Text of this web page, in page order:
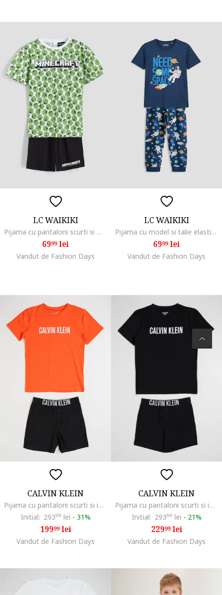
LC WAIKIKI
Pijama cu pantaloni scurti si model tematic Minecraft, Alb/Verde/Negru
6999lei
Vandut de Fashion Days
LC WAIKIKI
Pijama cu model si talie elastica, Alb/Albastru inchis/Portocaliu neon
6999lei
Vandut de Fashion Days
CALVIN KLEIN
Pijama cu pantaloni scurti si imprimeu logo, Negru/Portocaliu mandarina
Initial: 29399 lei - 31%
19999lei
Vandut de Fashion Days
CALVIN KLEIN
Pijama cu pantaloni scurti si imprimeu logo, Negru
Initial: 29399 lei - 21%
22999lei
Vandut de Fashion Days